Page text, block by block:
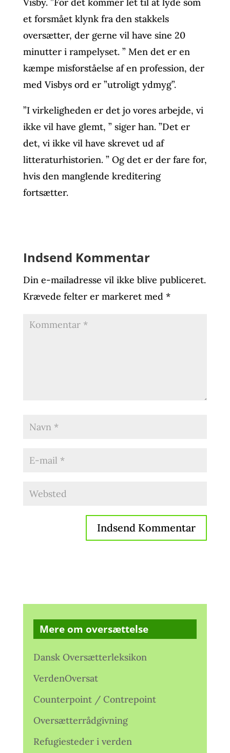
et forsmået klynk fra den stakkels
oversætter, der gerne vil have sine 20
minutter i rampelyset. ” Men det er en
kæmpe misforståelse af en profession, der
med Visbys ord er ”utroligt ydmyg”.
”I virkeligheden er det jo vores arbejde, vi
ikke vil have glemt, ” siger han. ”Det er
det, vi ikke vil have skrevet ud af
litteraturhistorien. ” Og det er der fare for,
hvis den manglende kreditering
fortsætter.
Indsend Kommentar
Din e-mailadresse vil ikke blive publiceret.
Krævede felter er markeret med *
Mere om oversættelse
Dansk Oversætterleksikon
VerdenOversat
Counterpoint / Contrepoint
Oversætterrådgivning
Refugiesteder i verden